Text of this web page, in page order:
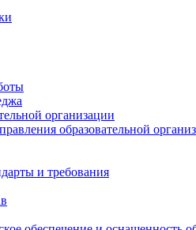
организации
образовательной
и требования